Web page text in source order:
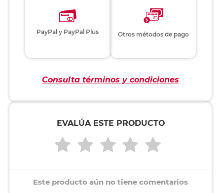
PayPal y PayPal Plus Otros métodos de pago
Consulta términos y condiciones
EVALÚA ESTE PRODUCTO
Este producto aún no tiene comentarios